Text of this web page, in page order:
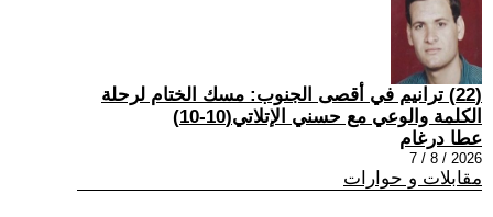
(22) ترانيم في أقصى الجنوب: مسك الختام لرحلة
الكلمة والوعي مع حسني الإتلاتي(10-10)
عطا درغام
2026 / 8 / 7
مقابلات و حوارات